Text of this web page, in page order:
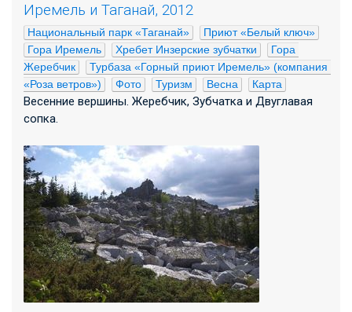
Иремель и Таганай, 2012
Национальный парк «Таганай»
Приют «Белый ключ»
Гора Иремель
Хребет Инзерские зубчатки
Гора
Жеребчик
Турбаза «Горный приют Иремель» (компания
«Роза ветров»)
Фото Туризм Весна Карта
Весенние вершины. Жеребчик, Зубчатка и Двуглавая
сопка.